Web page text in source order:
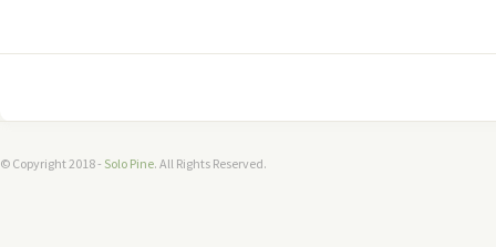
© Copyright 2018 - Solo Pine. All Rights Reserved.